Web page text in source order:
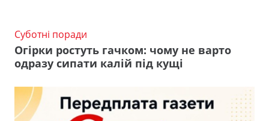
Суботні поради
Огірки ростуть гачком: чому не варто
одразу сипати калій під кущі